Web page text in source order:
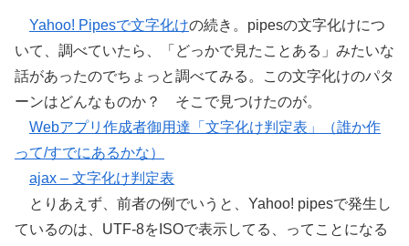
Yahoo! Pipesで文字化けの続き。pipesの文字化けにつ
いて、調べていたら、「どっかで見たことある」みたいな
話があったのでちょっと調べてみる。この文字化けのパタ
ーンはどんなものか？ そこで見つけたのが。
Webアプリ作成者御用達「文字化け判定表」（誰か作
って/すでにあるかな）
ajax – 文字化け判定表
とりあえず、前者の例でいうと、Yahoo! pipesで発生し
ているのは、UTF-8をISOで表示してる、ってことになる